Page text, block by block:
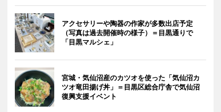
アクセサリーや陶器の作家が多数出店予定
（写真は過去開催時の様子）＝目黒通りで
「目黒マルシェ」
宮城・気仙沼産のカツオを使った「気仙沼カ
ツオ竜田揚げ丼」＝目黒区総合庁舎で気仙沼
復興支援イベント